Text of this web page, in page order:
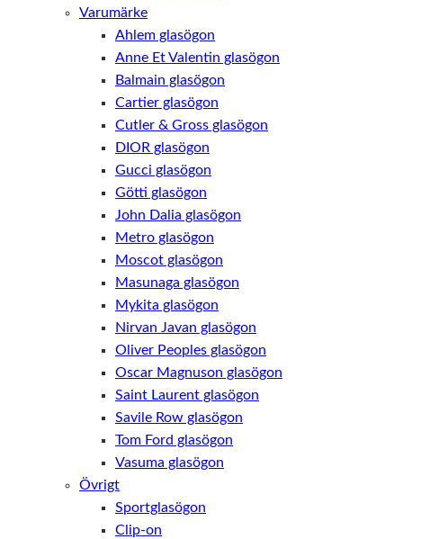
Varumärke
Ahlem glasögon
Anne Et Valentin glasögon
Balmain glasögon
Cartier glasögon
Cutler & Gross glasögon
DIOR glasögon
Gucci glasögon
Götti glasögon
John Dalia glasögon
Metro glasögon
Moscot glasögon
Masunaga glasögon
Mykita glasögon
Nirvan Javan glasögon
Oliver Peoples glasögon
Oscar Magnuson glasögon
Saint Laurent glasögon
Savile Row glasögon
Tom Ford glasögon
Vasuma glasögon
Övrigt
Sportglasögon
Clip-on